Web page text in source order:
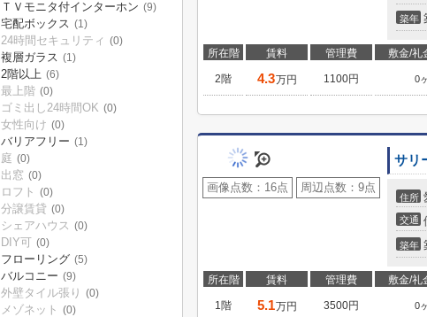
築年
所在階 賃料 管理費 敷金/礼
2階 4.3万円 1100円 0
画像点数： 16点 周辺点数： 9点
サリ
住所
交通
築年
所在階 賃料 管理費 敷金/礼
1階 5.1万円 3500円 0
ＴＶモニタ付インターホン (9)
宅配ボックス (1)
24時間セキュリティ (0)
複層ガラス (1)
2階以上 (6)
最上階 (0)
ゴミ出し24時間OK (0)
女性向け (0)
バリアフリー (1)
庭 (0)
出窓 (0)
ロフト (0)
分譲賃貸 (0)
シェアハウス (0)
DIY可 (0)
フローリング (5)
バルコニー (9)
外壁タイル張り (0)
メゾネット (0)